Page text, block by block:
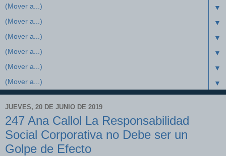
▼
▼
▼
▼
▼
▼
JUEVES, 20 DE JUNIO DE 2019
247 Ana Callol La Responsabilidad
Social Corporativa no Debe ser un
Golpe de Efecto